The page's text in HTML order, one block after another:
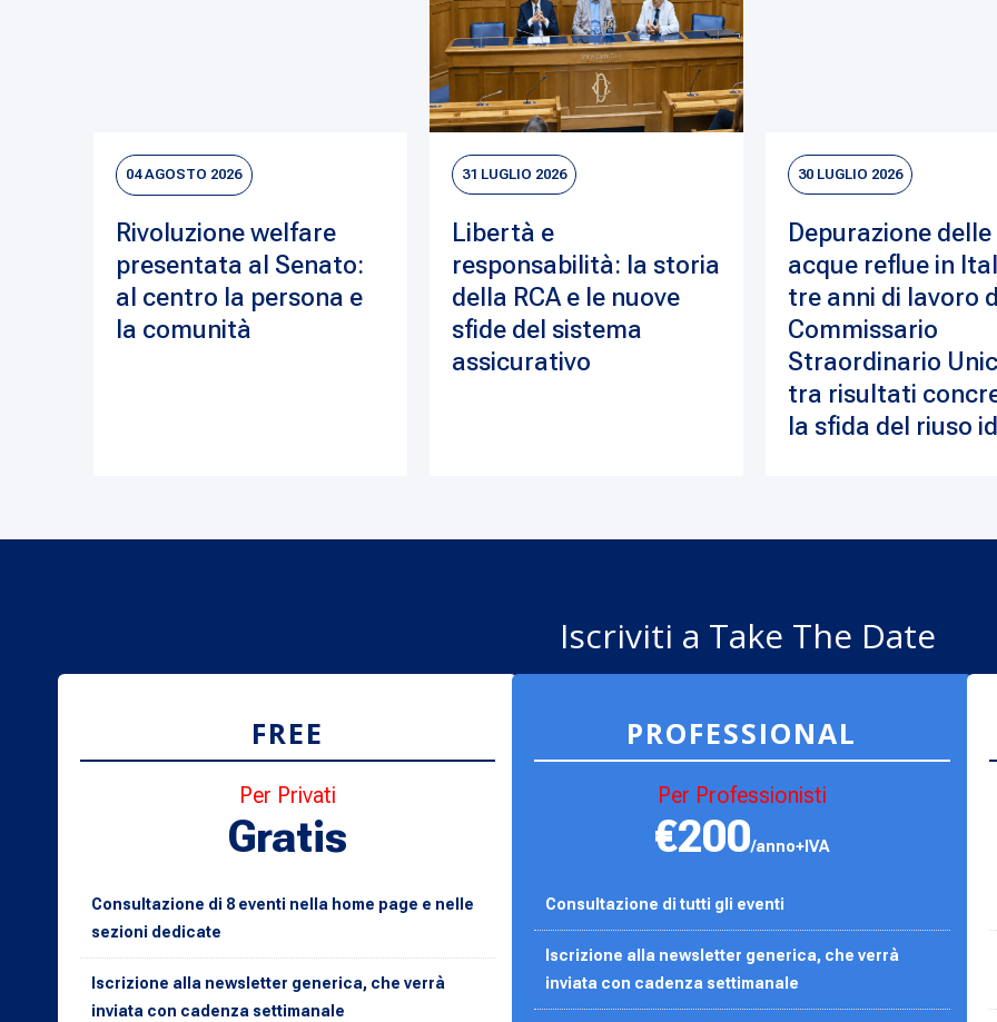
04 AGOSTO 2026
Rivoluzione welfare
presentata al Senato:
al centro la persona e
la comunità
31 LUGLIO 2026
Libertà e
responsabilità: la storia
della RCA e le nuove
sfide del sistema
assicurativo
30 LUGLIO 2026
Depurazione delle
acque reflue in
tre anni di lavoro
Commissario
Straordinario
tra risultati
la sfida del riuso
Iscriviti a Take The Date
FREE
Per Privati
Gratis
Consultazione di 8 eventi nella home page e nelle
sezioni dedicate
Iscrizione alla newsletter generica, che verrà
inviata con cadenza settimanale
PROFESSIONAL
Per Professionisti
€200/anno+IVA
Consultazione di tutti gli eventi
Iscrizione alla newsletter generica, che verrà
inviata con cadenza settimanale